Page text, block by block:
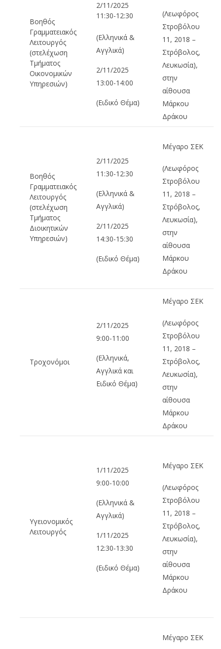
Βοηθός
Γραμματειακός
Λειτουργός
(στελέχωση
Τμήματος
Οικονομικών
Υπηρεσιών)
2/11/2025
11:30-12:30
(Ελληνικά &
Αγγλικά)
2/11/2025
13:00-14:00
(Ειδικό Θέμα)
(Λεωφόρος
Στροβόλου
11, 2018 –
Στρόβολος,
Λευκωσία),
στην
αίθουσα
Μάρκου
Δράκου
Βοηθός
Γραμματειακός
Λειτουργός
(στελέχωση
Τμήματος
Διοικητικών
Υπηρεσιών)
2/11/2025
11:30-12:30
(Ελληνικά &
Αγγλικά)
2/11/2025
14:30-15:30
(Ειδικό Θέμα)
Μέγαρο ΣΕΚ
(Λεωφόρος
Στροβόλου
11, 2018 –
Στρόβολος,
Λευκωσία),
στην
αίθουσα
Μάρκου
Δράκου
Τροχονόμοι
2/11/2025
9:00-11:00
(Ελληνικά,
Αγγλικά και
Ειδικό Θέμα)
Μέγαρο ΣΕΚ
(Λεωφόρος
Στροβόλου
11, 2018 –
Στρόβολος,
Λευκωσία),
στην
αίθουσα
Μάρκου
Δράκου
Υγειονομικός
Λειτουργός
1/11/2025
9:00-10:00
(Ελληνικά &
Αγγλικά)
1/11/2025
12:30-13:30
(Ειδικό Θέμα)
Μέγαρο ΣΕΚ
(Λεωφόρος
Στροβόλου
11, 2018 –
Στρόβολος,
Λευκωσία),
στην
αίθουσα
Μάρκου
Δράκου
Μέγαρο ΣΕΚ